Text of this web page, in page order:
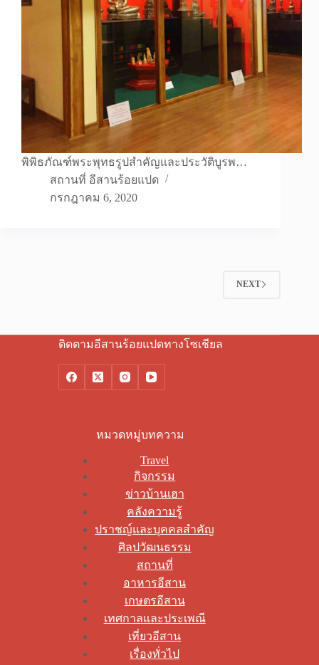
พิพิธภัณฑ์พระพุทธรูปสำคัญและประวัติบูรพ…
สถานที่ อีสานร้อยแปด
กรกฎาคม 6, 2020
NEXT
ติดตามอีสานร้อยแปดทางโซเชียล
หมวดหมู่บทความ
Travel
กิจกรรม
ข่าวบ้านเฮา
คลังความรู้
ปราชญ์และบุคคลสำคัญ
ศิลปวัฒนธรรม
สถานที่
อาหารอีสาน
เกษตรอีสาน
เทศกาลและประเพณี
เที่ยวอีสาน
เรื่องทั่วไป